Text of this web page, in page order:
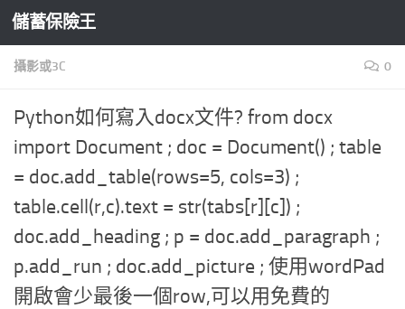
Skip to content
儲蓄保險王
攝影或3C 0
Python如何寫入docx文件? from docx
import Document ; doc = Document() ; table
= doc.add_table(rows=5, cols=3) ;
table.cell(r,c).text = str(tabs[r][c]) ;
doc.add_heading ; p = doc.add_paragraph ;
p.add_run ; doc.add_picture ; 使用wordPad
開啟會少最後一個row,可以用免費的